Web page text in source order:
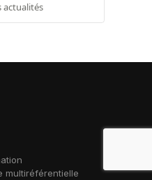
actualités
multiréférentielle